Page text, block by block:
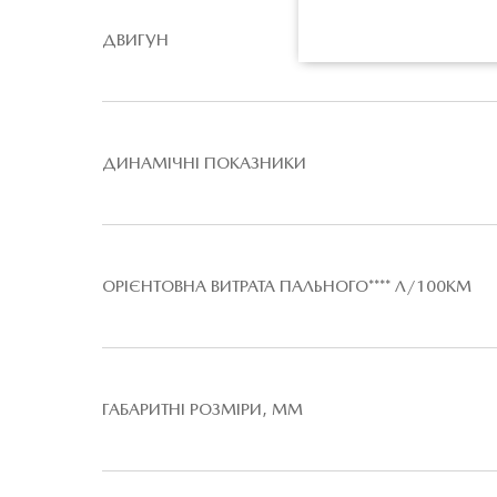
ДВИГУН
ДИНАМІЧНІ ПОКАЗНИКИ
ОРІЄНТОВНА ВИТРАТА ПАЛЬНОГО**** Л/100КМ
ГАБАРИТНІ РОЗМІРИ, ММ